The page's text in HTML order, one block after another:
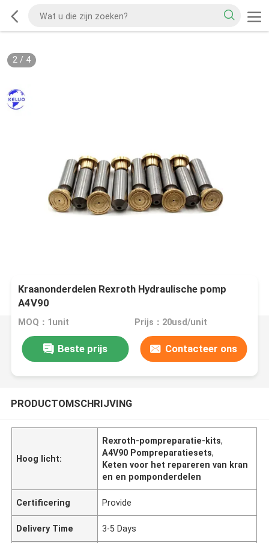
2/ 4
Kraanonderdelen Rexroth Hydraulische pomp
A4V90
MOQ：1unit Prijs：20usd/unit
Beste prijs Contacteer ons
PRODUCTOMSCHRIJVING
Hoog licht:
Rexroth-pompreparatie-kits,
A4V90 Pompreparatiesets,
Keten voor het repareren van kran
en en pomponderdelen
Certificering Provide
Delivery Time 3-5 Days